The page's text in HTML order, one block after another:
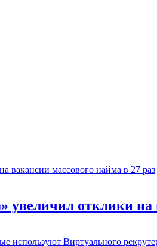
отклики на